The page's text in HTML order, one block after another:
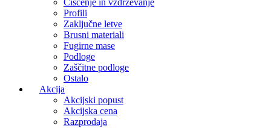
Čiščenje in vzdrževanje
Profili
Zaključne letve
Brusni materiali
Fugirne mase
Podloge
Zaščitne podloge
Ostalo
Akcija
Akcijski popust
Akcijska cena
Razprodaja